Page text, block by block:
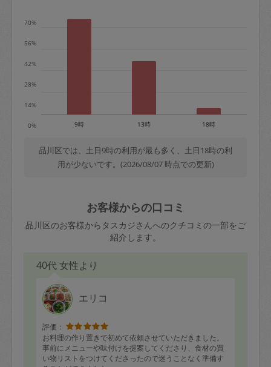
0%
14%
28%
42%
56%
70%
9時 13時 18時
品川区では、土日9時の利用が最も多く、土日18時の利
用が少ないです。(2026/08/07 時点での更新)
お客様からの口コミ
品川区のお客様からタスカジさんへのクチコミの一部をご
紹介します。
40代 女性より
エリコ
評価：
お料理の作り置きで初めて依頼させていただきました。
事前にメニューや味付けを提案してくださり、食材の買
い物リストをつけてくださったので迷うことなく準備す